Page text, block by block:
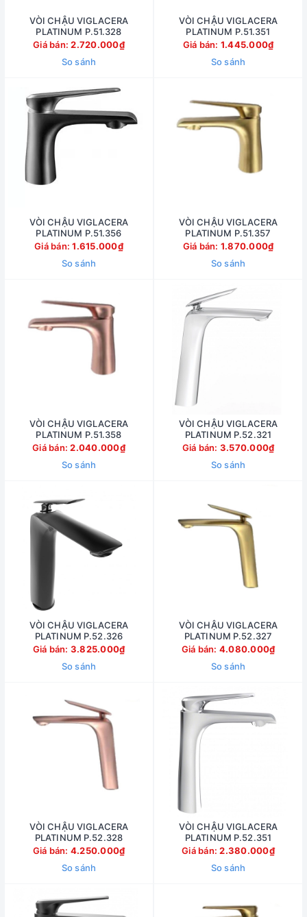
VÒI CHẬU VIGLACERA
PLATINUM P.51.328
Giá bán:2.720.000₫
So sánh
VÒI CHẬU VIGLACERA
PLATINUM P.51.351
Giá bán: 1.445.000₫
So sánh
VÒI CHẬU VIGLACERA
PLATINUM P.51.356
Giá bán:1.615.000₫
So sánh
VÒI CHẬU VIGLACERA
PLATINUM P.51.357
Giá bán: 1.870.000₫
So sánh
VÒI CHẬU VIGLACERA
PLATINUM P.51.358
Giá bán:2.040.000₫
So sánh
VÒI CHẬU VIGLACERA
PLATINUM P.52.321
Giá bán: 3.570.000₫
So sánh
VÒI CHẬU VIGLACERA
PLATINUM P.52.326
Giá bán: 3.825.000₫
So sánh
VÒI CHẬU VIGLACERA
PLATINUM P.52.327
Giá bán: 4.080.000₫
So sánh
VÒI CHẬU VIGLACERA
PLATINUM P.52.328
Giá bán: 4.250.000₫
So sánh
VÒI CHẬU VIGLACERA
PLATINUM P.52.351
Giá bán:2.380.000₫
So sánh